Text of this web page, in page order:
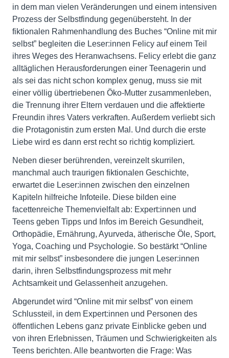
in dem man vielen Veränderungen und einem intensiven
Prozess der Selbstfindung gegenübersteht. In der
fiktionalen Rahmenhandlung des Buches “Online mit mir
selbst” begleiten die Leser:innen Felicy auf einem Teil
ihres Weges des Heranwachsens. Felicy erlebt die ganz
alltäglichen Herausforderungen einer Teenagerin und
als sei das nicht schon komplex genug, muss sie mit
einer völlig übertriebenen Öko-Mutter zusammenleben,
die Trennung ihrer Eltern verdauen und die affektierte
Freundin ihres Vaters verkraften. Außerdem verliebt sich
die Protagonistin zum ersten Mal. Und durch die erste
Liebe wird es dann erst recht so richtig kompliziert.
Neben dieser berührenden, vereinzelt skurrilen,
manchmal auch traurigen fiktionalen Geschichte,
erwartet die Leser:innen zwischen den einzelnen
Kapiteln hilfreiche Infoteile. Diese bilden eine
facettenreiche Themenvielfalt ab: Expert:innen und
Teens geben Tipps und Infos im Bereich Gesundheit,
Orthopädie, Ernährung, Ayurveda, ätherische Öle, Sport,
Yoga, Coaching und Psychologie. So bestärkt “Online
mit mir selbst” insbesondere die jungen Leser:innen
darin, ihren Selbstfindungsprozess mit mehr
Achtsamkeit und Gelassenheit anzugehen.
Abgerundet wird “Online mit mir selbst” von einem
Schlussteil, in dem Expert:innen und Personen des
öffentlichen Lebens ganz private Einblicke geben und
von ihren Erlebnissen, Träumen und Schwierigkeiten als
Teens berichten. Alle beantworten die Frage: Was